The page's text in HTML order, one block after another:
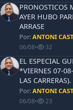
PRONOSTICOS
AYER HUBO
ARRASE
Por:ANTONI
06/08• 32
EL ESPECIAL
*VIERNES 07-
LAS
Por:ANTONI
06/08• 23